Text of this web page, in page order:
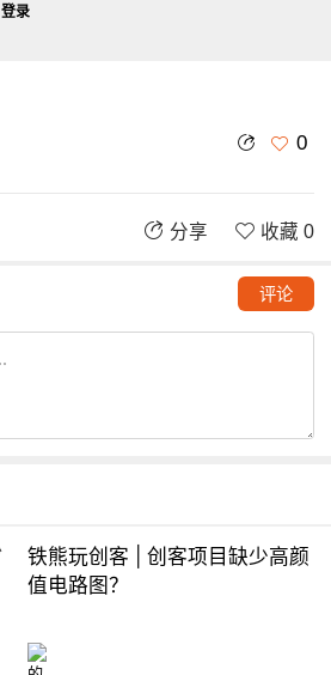
0
分享 收藏 0
评论
铁熊玩创客 | 创客项目缺少高颜
值电路图？
登录